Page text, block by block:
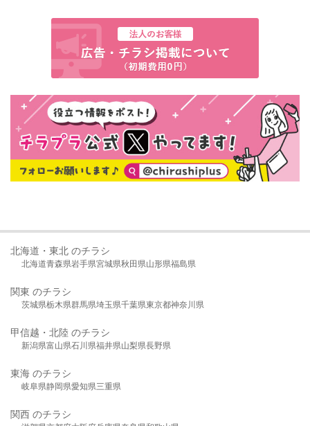
北海道・東北 のチラシ
北海道青森県岩手県宮城県秋田県山形県福島県
関東 のチラシ
茨城県栃木県群馬県埼玉県千葉県東京都神奈川県
甲信越・北陸 のチラシ
新潟県富山県石川県福井県山梨県長野県
東海 のチラシ
岐阜県静岡県愛知県三重県
関西 のチラシ